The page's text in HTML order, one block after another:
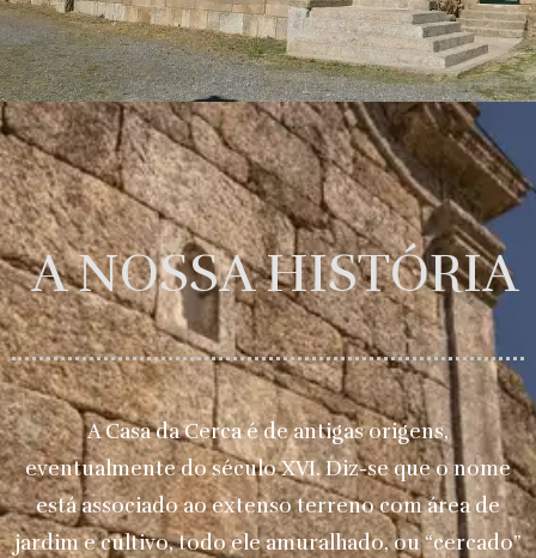
A NOSSA HISTÓRIA
A Casa da Cerca é de antigas origens,
eventualmente do século XVI. Diz-se que o nome
está associado ao extenso terreno com área de
jardim e cultivo, todo ele amuralhado, ou “cercado”